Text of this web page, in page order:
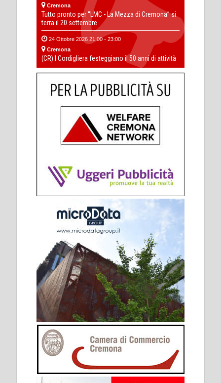
Cremona
Tutto pronto per “LMC - La Mezza di Cremona” si
terra il 20 settembre
24 Ottobre 2026 21:00 - 23:00
Cremona
(CR) I Cordigliera festeggiano il 50 anni di attività